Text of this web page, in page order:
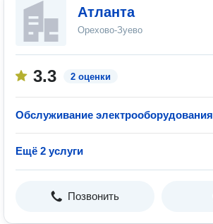
Атланта
Орехово-Зуево
3.3 2 оценки
Обслуживание электрооборудования
Ещё 2 услуги
Позвонить